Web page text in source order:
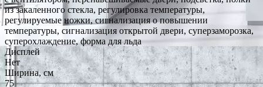
из закаленного стекла, регулировка температуры,
регулируемые ножки, сигнализация о повышении
температуры, сигнализация открытой двери, суперзаморозка,
суперохлаждение, форма для льда
Дисплей
Нет
Ширина, см
75